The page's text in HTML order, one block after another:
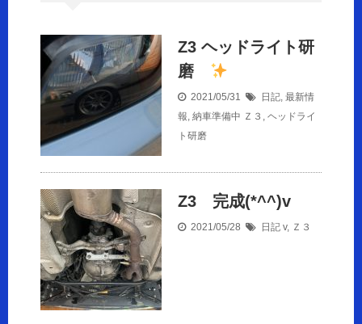
Z3 ヘッドライト研
磨
2021/05/31 日記, 最新情
報, 納車準備中 Ｚ３ , ヘッドライ
ト研磨
Z3 完成(*^^)v
2021/05/28 日記 v, Ｚ３